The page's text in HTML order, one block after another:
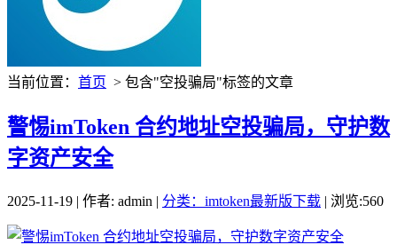
当前位置： 首页 > 包含"空投骗局"标签的文章
警惕imToken 合约地址空投骗局，守护数
字资产安全
2025-11-19 | 作者: admin | 分类：imtoken最新版下载 | 浏览:560